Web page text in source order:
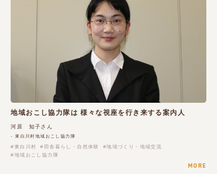
地域おこし協力隊は 様々な視座を行き来する案内人
河原 知子さん
- 東白川村地域おこし協力隊
東白川村 田舎暮らし・自然体験
地域づくり・地域交流
地域おこし協力隊
MORE